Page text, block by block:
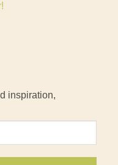
inspiration,